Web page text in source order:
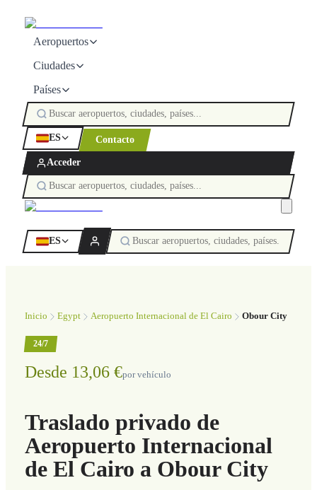
Aeropuertos
Ciudades
Países
ES Contacto
Acceder
ES
Inicio Egypt Aeropuerto Internacional de El Cairo Obour City
24/7
Desde 13,06 €por vehículo
Traslado privado de
Aeropuerto Internacional
de El Cairo a Obour City